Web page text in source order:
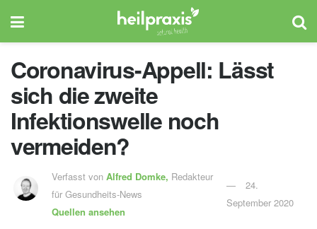
Coronavirus-Appell: Lässt
sich die zweite
Infektionswelle noch
vermeiden?
Verfasst vonAlfred Domke, Redakteur
für Gesundheits-News
Quellen ansehen
24.
September 2020